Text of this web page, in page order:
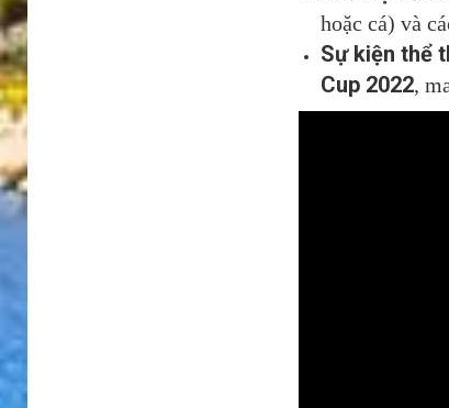
hoặc cá) và
Sự kiện thể
Cup 2022,